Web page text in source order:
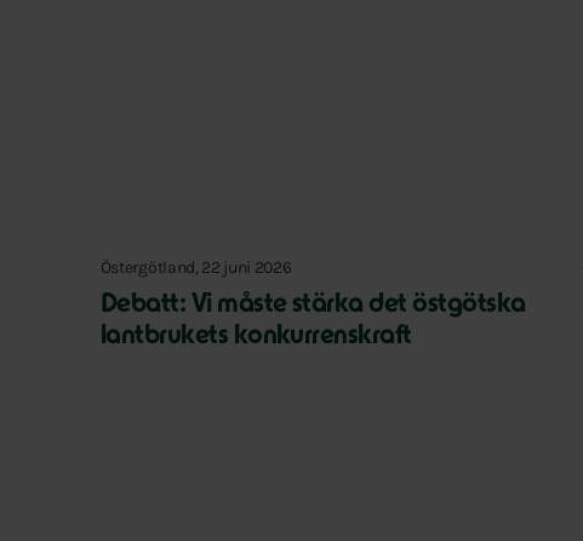
Östergötland, 22 juni 2026
Debatt: Vi måste stärka det östgötska
lantbrukets konkurrenskraft